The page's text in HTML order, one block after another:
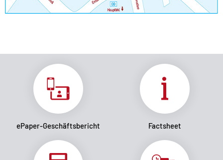
ePaper-Geschäftsbericht Factsheet